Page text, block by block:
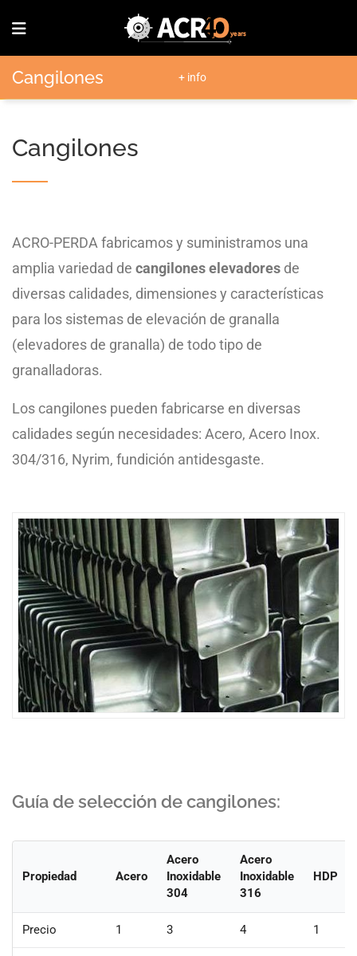
cangilones + info
Cangilones
ACRO-PERDA fabricamos y suministramos una
amplia variedad de cangilones elevadores de
diversas calidades, dimensiones y características
para los sistemas de elevación de granalla
(elevadores de granalla) de todo tipo de
granalladoras.
Los cangilones pueden fabricarse en diversas
calidades según necesidades: Acero, Acero Inox.
304/316, Nyrim, fundición antidesgaste.
Guía de selección de cangilones:
Propiedad Acero
Acero
Inoxidable
304
Acero
Inoxidable
316
HDP
Precio 1 3 4 1